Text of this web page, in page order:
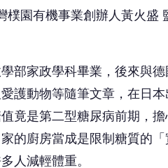
樸園有機事業創辦人黃火盛
部家政學科畢業，後來與
護動物等隨筆文章，在日本
竟是第二型糖尿病前期，
的廚房當成是限制糖質的
人減輕體重。